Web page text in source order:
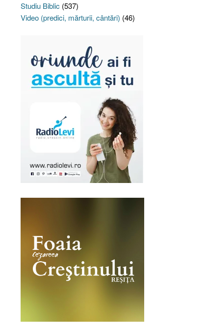
Studiu Biblic (537)
Video (predici, mărturii, cântări) (46)